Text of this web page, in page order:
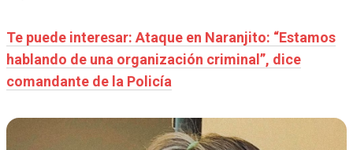
Te puede interesar: Ataque en Naranjito: “Estamos
hablando de una organización criminal”, dice
comandante de la Policía